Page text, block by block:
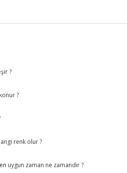
?
?
renk olur ?
uygun zaman ne zamandır ?